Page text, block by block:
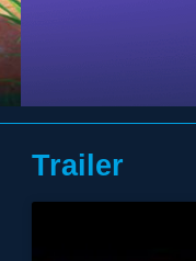
Trailer